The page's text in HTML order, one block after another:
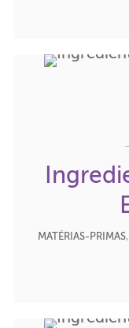
MATÉRIAS-PRIMAS,